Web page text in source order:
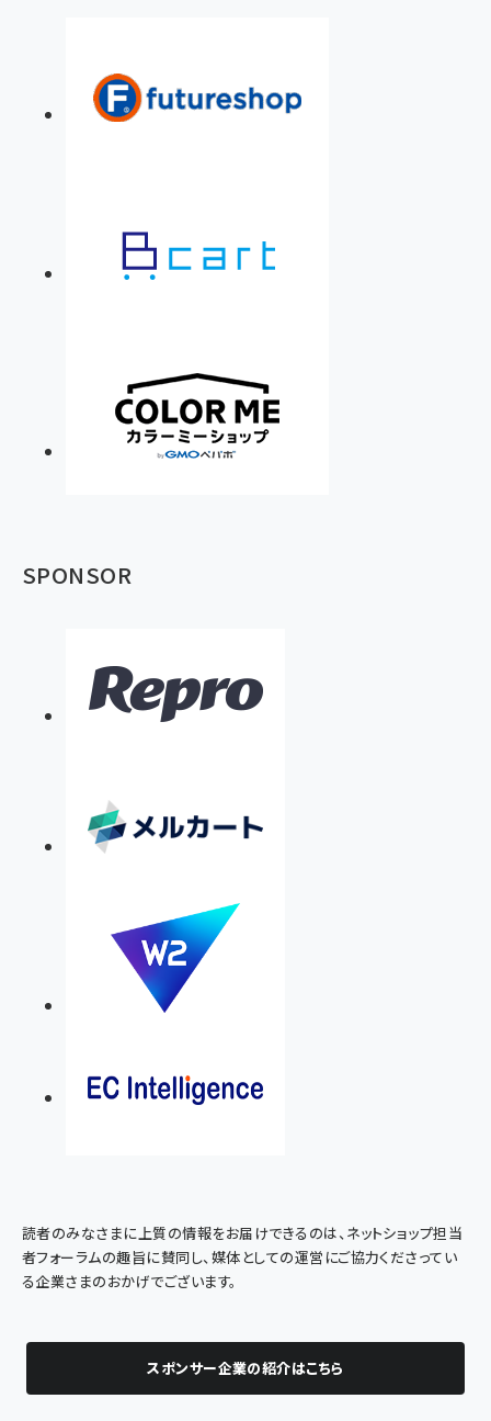
SPONSOR
読者のみなさまに上質の情報をお届けできるのは、ネットショップ担当
者フォーラムの趣旨に賛同し、媒体としての運営にご協力くださってい
る企業さまのおかげでございます。
スポンサー企業の紹介はこちら